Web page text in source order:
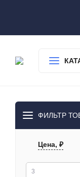
ФИЛЬТР
Цена, ₽